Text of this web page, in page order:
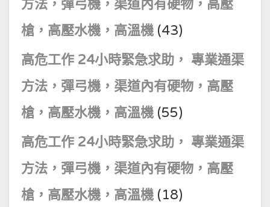
方法，彈弓機，渠道內有硬物，高壓
槍，高壓水機，高溫機 (43)
高危工作 24小時緊急求助， 專業通渠
方法，彈弓機，渠道內有硬物，高壓
槍，高壓水機，高溫機 (55)
高危工作 24小時緊急求助， 專業通渠
方法，彈弓機，渠道內有硬物，高壓
槍，高壓水機，高溫機 (18)